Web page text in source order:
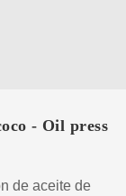
- Oil press
de aceite de